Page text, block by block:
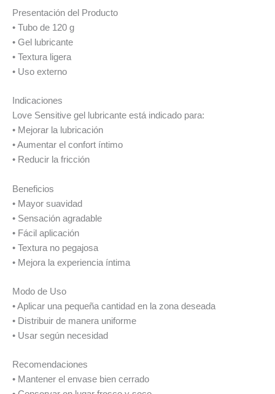
Presentación del Producto
• Tubo de 120 g
• Gel lubricante
• Textura ligera
• Uso externo
Indicaciones
Love Sensitive gel lubricante está indicado para:
• Mejorar la lubricación
• Aumentar el confort íntimo
• Reducir la fricción
Beneficios
• Mayor suavidad
• Sensación agradable
• Fácil aplicación
• Textura no pegajosa
• Mejora la experiencia íntima
Modo de Uso
• Aplicar una pequeña cantidad en la zona deseada
• Distribuir de manera uniforme
• Usar según necesidad
Recomendaciones
• Mantener el envase bien cerrado